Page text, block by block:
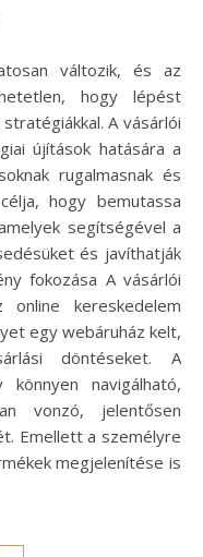
hogy lépést
A vásárlói
újítások hatására a
rugalmasnak és
hogy bemutassa
segítségével a
és javíthatják
fokozása A vásárlói
kereskedelem
egy webáruház kelt,
döntéseket. A
könnyen navigálható,
vonzó, jelentősen
Emellett a személyre
megjelenítése is